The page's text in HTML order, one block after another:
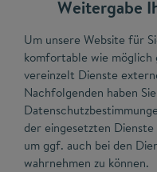
Weitergabe
Um unsere Website für
komfortable wie möglich
vereinzelt Dienste
Nachfolgenden haben
der eingesetzten
um ggf. auch bei den
wahrnehmen zu können.